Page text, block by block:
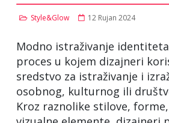
Style&Glow 12 Rujan 2024
Modno istraživanje
proces u kojem dizajneri
sredstvo za istraživanje i
osobnog, kulturnog ili
Kroz raznolike stilove,